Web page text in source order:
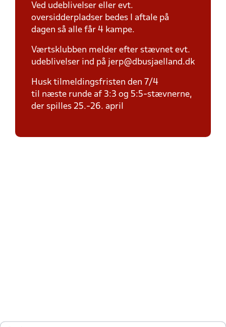
Ved udeblivelser eller evt.
oversidderpladser bedes I aftale på
dagen så alle får 4 kampe.
Værtsklubben melder efter stævnet evt.
udeblivelser ind på jerp@dbusjaelland.dk
Husk tilmeldingsfristen den 7/4
til næste runde af 3:3 og 5:5-stævnerne,
der spilles 25.-26. april